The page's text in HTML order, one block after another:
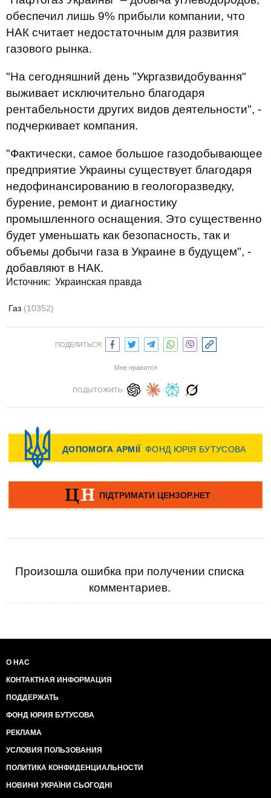
обеспечил лишь 9% прибыли компании, что
НАК считает недостаточным для развития
газового рынка.
"На сегодняшний день "Укргазвидобування"
выживает исключительно благодаря
рентабельности других видов деятельности", -
подчеркивает компания.
"Фактически, самое большое газодобывающее
предприятие Украины существует благодаря
недофинансированию в геологоразведку,
бурение, ремонт и диагностику
промышленного оснащения. Это существенно
будет уменьшать как безопасность, так и
объемы добычи газа в Украине в будущем", -
добавляют в НАК.
Источник: Украинская правда
Газ (10352)
ПОДЕЛИТЬСЯ:
Мне нравится
ПОДЫТОЖИТЬ:
Произошла ошибка при получении списка
комментариев.
О НАС
КОНТАКТНАЯ ИНФОРМАЦИЯ
ПОДДЕРЖАТЬ
ФОНД ЮРИЯ БУТУСОВА
РЕКЛАМА
УСЛОВИЯ ПОЛЬЗОВАНИЯ
ПОЛИТИКА КОНФИДЕНЦИАЛЬНОСТИ
НОВИНИ УКРАЇНИ СЬОГОДНІ